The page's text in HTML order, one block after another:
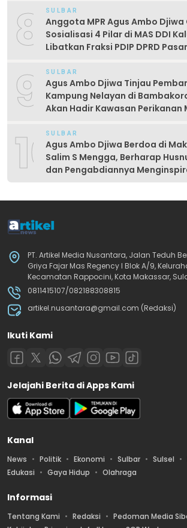
8 SULBAR
Anggota MPR Agus Ambo Djiwa
Sosialisasi 4 Pilar di MAS DDI
Libatkan Fraksi PDIP DPRD
9 SULBAR
Agus Ambo Djiwa Tinjau
Kampung Nelayan di
Akan Hadir Kawasan Perikanan
10SULBAR
Agus Ambo Djiwa Berdoa di
Salim S Mengga, Berharap
dan Pengabdiannya
PT. Artikel Media Nusantara, Jalan Teduh
Griya Fajar Mas Regency I Blok A/9,
Kecamatan Rappocini, Kota Makassar,
0811415107/082188308815
artikel.nusantara@gmail.com (Redaksi)
Ikuti Kami
Jelajahi Berita di Apps Kami
Kanal
News Politik Ekonomi Sulbar Sulsel
Edukasi
Gaya Hidup Olahraga
Informasi
Tentang Kami Redaksi
Pedoman Media